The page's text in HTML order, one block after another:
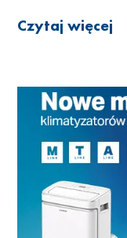
Czytaj więcej